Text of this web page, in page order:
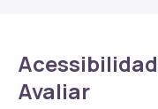
Avaliar